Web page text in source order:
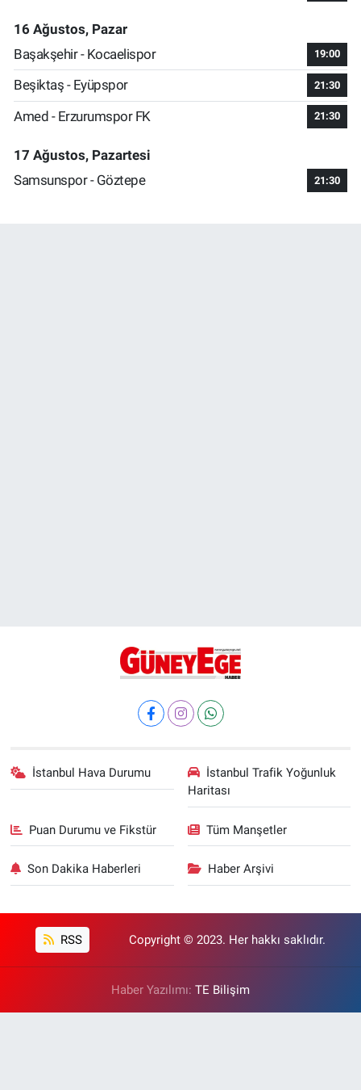
16 Ağustos, Pazar
Başakşehir - Kocaelispor
19:00
Beşiktaş - Eyüpspor 21:30
Amed - Erzurumspor FK 21:30
17 Ağustos, Pazartesi
Samsunspor - Göztepe
21:30
İstanbul Hava Durumu
İstanbul Trafik Yoğunluk
Haritası
Puan Durumu ve Fikstür Tüm Manşetler
Son Dakika Haberleri Haber Arşivi
RSS Copyright © 2023. Her hakkı saklıdır.
Haber Yazılımı: TE Bilişim